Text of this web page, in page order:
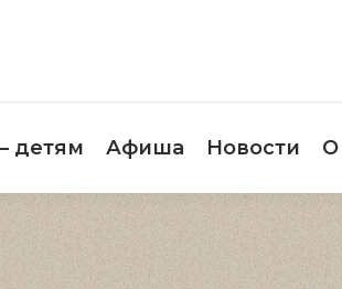
детям Афиша Новости О